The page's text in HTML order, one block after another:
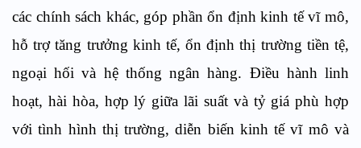
các chính sách khác, góp phần ổn định kinh tế vĩ mô,
hỗ trợ tăng trưởng kinh tế, ổn định thị trường tiền tệ,
ngoại hối và hệ thống ngân hàng. Điều hành linh
hoạt, hài hòa, hợp lý giữa lãi suất và tỷ giá phù hợp
với tình hình thị trường, diễn biến kinh tế vĩ mô và